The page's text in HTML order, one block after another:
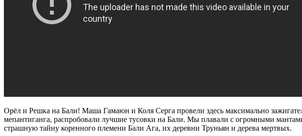
Орёл и Решка на Бали! Маша Гамаюн и Коля Серга провели здесь максимально
мепантиганга, распробовали лучшие тусовки на Бали. Мы плавали с огромными
страшную тайну коренного племени Бали Ага, их деревни Труньян и дерева мертвых.